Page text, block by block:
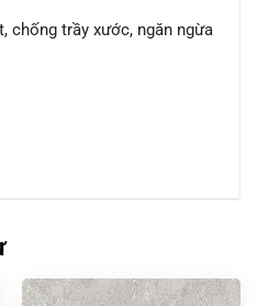
chống trầy xước, ngăn ngừa